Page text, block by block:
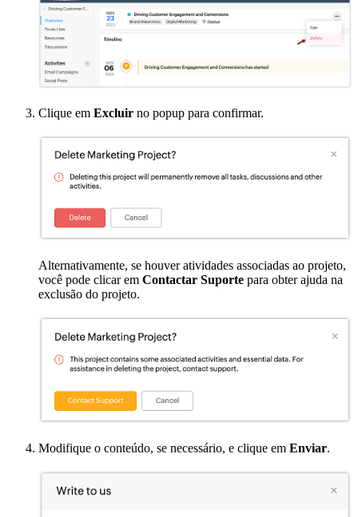
Clique em Excluir no popup para confirmar.
Alternativamente, se houver atividades associadas ao projeto,
você pode clicar em Contactar Suporte para obter ajuda na
exclusão do projeto.
Modifique o conteúdo, se necessário, e clique em Enviar.